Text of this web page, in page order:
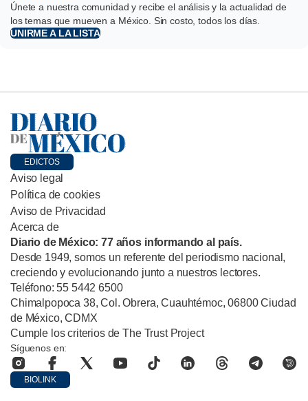
Únete a nuestra comunidad y recibe el análisis y la actualidad de
los temas que mueven a México. Sin costo, todos los días.
UNIRME A LA LISTA
EDICTOS
Aviso legal
Política de cookies
Aviso de Privacidad
Acerca de
Diario de México: 77 años informando al país.
Desde 1949, somos un referente del periodismo nacional,
creciendo y evolucionando junto a nuestros lectores.
Teléfono: 55 5442 6500
Chimalpopoca 38, Col. Obrera, Cuauhtémoc, 06800 Ciudad
de México, CDMX
Cumple los criterios de The Trust Project
Síguenos en:
BIOLINK